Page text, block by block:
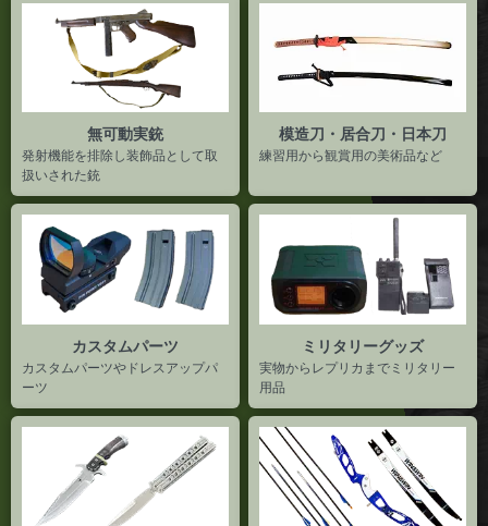
無可動実銃
発射機能を排除し装飾品として取
扱いされた銃
模造刀・居合刀・日本刀
練習用から観賞用の美術品など
カスタムパーツ
カスタムパーツやドレスアップパ
ーツ
ミリタリーグッズ
実物からレプリカまでミリタリー
用品